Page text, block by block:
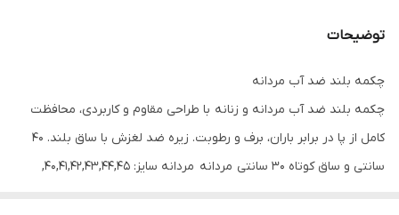
توضیحات
چکمه بلند ضد آب مردانه
چکمه بلند ضد آب مردانه و زنانه با طراحی مقاوم و کاربردی، محافظت
کامل از پا در برابر باران، برف و رطوبت. زیره ضد لغزش با ساق بلند. ۴۰
سانتی و ساق کوتاه ۳۰ سانتی مردانه مردانه سایز: 40,41,42,43,44,45,